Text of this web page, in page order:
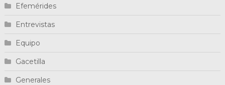
Efemérides
Entrevistas
Equipo
Gacetilla
Generales